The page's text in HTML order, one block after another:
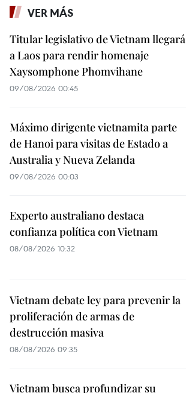
VER MÁS
Titular legislativo de Vietnam llegará
a Laos para rendir homenaje
Xaysomphone Phomvihane
09/08/2026 00:45
Máximo dirigente vietnamita parte
de Hanoi para visitas de Estado a
Australia y Nueva Zelanda
09/08/2026 00:03
Experto australiano destaca
confianza política con Vietnam
08/08/2026 10:32
Vietnam debate ley para prevenir la
proliferación de armas de
destrucción masiva
08/08/2026 09:35
Vietnam busca profundizar su